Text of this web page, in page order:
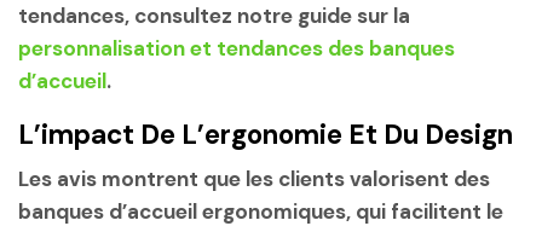
tendances, consultez notre guide sur la
personnalisation et tendances des banques
d’accueil.
L’impact De L’ergonomie Et Du Design
Les avis montrent que les clients valorisent des
banques d’accueil ergonomiques, qui facilitent le